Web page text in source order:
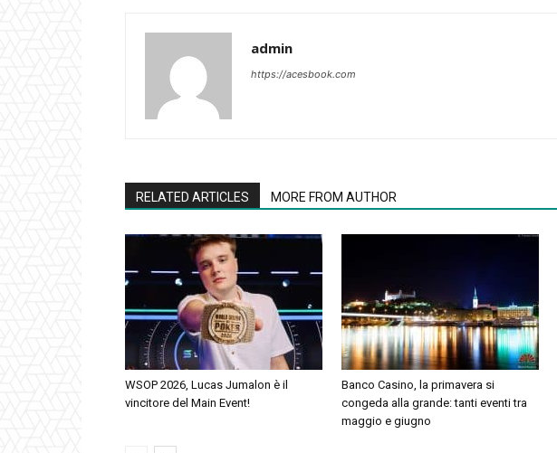
admin
https://acesbook.com
RELATED ARTICLES MORE FROM AUTHOR
WSOP 2026, Lucas Jumalon è il
vincitore del Main Event!
Banco Casino, la primavera si
congeda alla grande: tanti eventi tra
maggio e giugno